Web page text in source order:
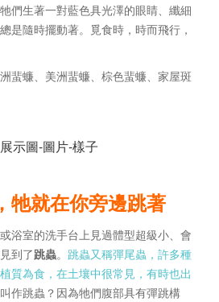
牠們生著一對藍色具光澤的眼睛、纖細
是隨時擺動著。覓食時，時而飛行，
蜚蠊、美洲蜚蠊、棕色蜚蠊、家屋斑
牠就在你旁邊跳著
浴室的洗手台上見過體型超級小、會
到了跳蟲。 跳蟲又稱彈尾蟲，許多種
質為食，在土壤中很常見，有時也出
作跳蟲？因為牠們腹部具有彈跳構